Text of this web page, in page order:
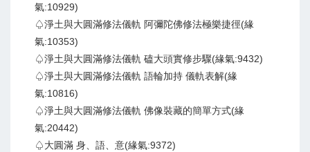
氣:10929)
♤淨土與大圓滿修法儀軌 阿彌陀佛修法極樂捷徑(緣
氣:10353)
♤淨土與大圓滿修法儀軌 磕大頭實修步驟(緣氣:9432)
♤淨土與大圓滿修法儀軌 語輪加持 儀軌表解(緣
氣:10816)
♤淨土與大圓滿修法儀軌 佛像裝藏的簡單方式(緣
氣:20442)
♤大圓滿 身、語、意(緣氣:9372)